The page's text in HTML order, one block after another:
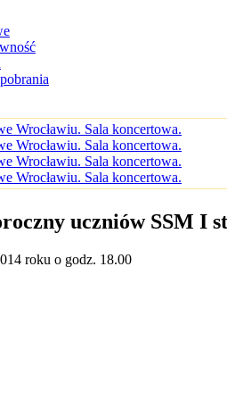
uczniów SSM I
roku o godz. 18.00